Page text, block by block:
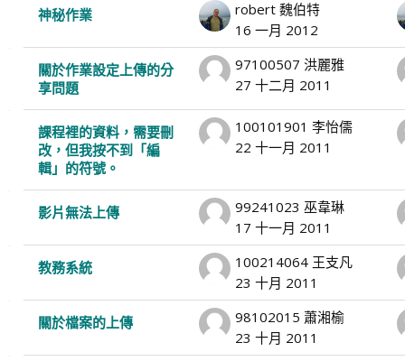
神秘作業
robert 魏伯特
16 一月 2012
關於作業設定上傳的分
享問題
97100507 洪麗雅
27 十二月 2011
課程裡的資料，需要刪
改，但我按不到「編
輯」的符號。
100101901 李怡儒
22 十一月 2011
影片無法上傳
99241023 巫韋琳
17 十一月 2011
教務系統
100214064 王支凡
23 十月 2011
關於檔案的上傳
98102015 蕭湘榆
23 十月 2011